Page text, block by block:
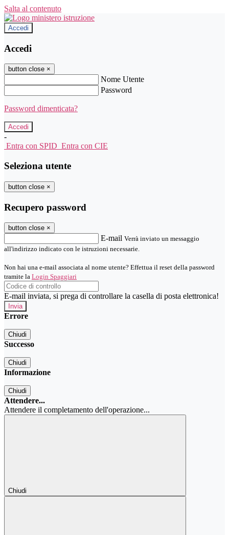
Salta al contenuto
Accedi
Accedi
button close ×
Nome Utente
Password
Password dimenticata?
-
Entra con SPID Entra con CIE
Seleziona utente
button close ×
Recupero password
button close ×
E-mail Verrà inviato un messaggio
all'indirizzo indicato con le istruzioni necessarie.
Non hai una e-mail associata al nome utente? Effettua il reset della password
tramite la Login Spaggiari
E-mail inviata, si prega di controllare la casella di posta elettronica!
Errore
Chiudi
Successo
Chiudi
Informazione
Chiudi
Attendere...
Attendere il completamento dell'operazione...
Chiudi